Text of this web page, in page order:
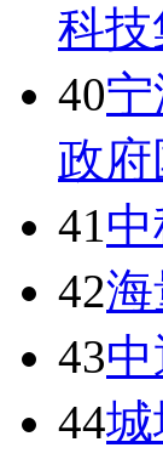
科技
40
政
41
42
43
44